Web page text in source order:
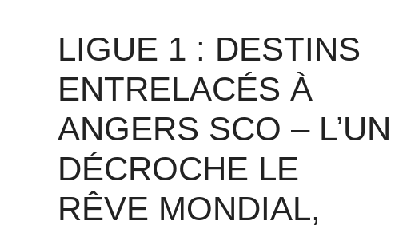
LIGUE 1 : DESTINS
ENTRELACÉS À
ANGERS SCO – L’UN
DÉCROCHE LE
RÊVE MONDIAL,